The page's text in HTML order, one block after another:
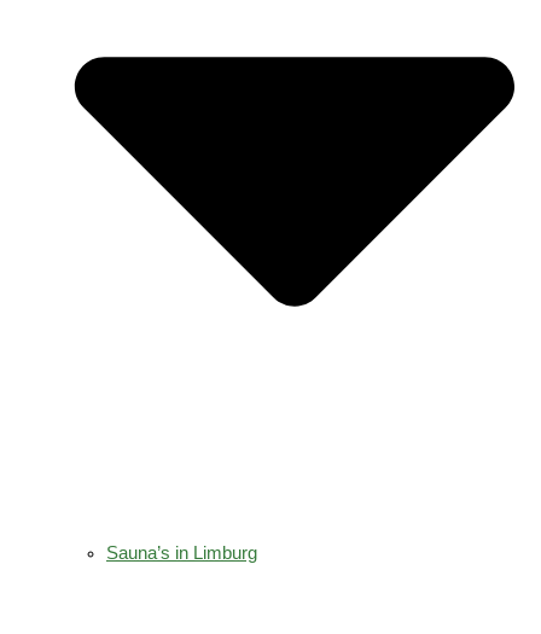
Sauna’s in Limburg